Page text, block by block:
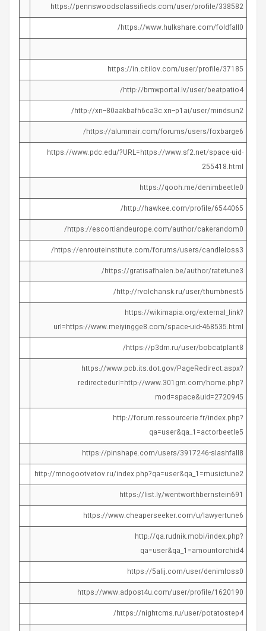
https://pennswoodsclassifieds.com/user/profile/338582
https://www.hulkshare.com/foldfall0/
https://in.citilov.com/user/profile/37185
http://bmwportal.lv/user/beatpatio4/
http://xn--80aakbafh6ca3c.xn--p1ai/user/mindsun2/
https://alumnair.com/forums/users/foxbarge6/
https://www.pdc.edu/?URL=https://www.sf2.net/space-uid-
255418.html
https://qooh.me/denimbeetle0
http://hawkee.com/profile/6544065/
https://escortlandeurope.com/author/cakerandom0/
https://enrouteinstitute.com/forums/users/candleloss3/
https://gratisafhalen.be/author/ratetune3/
http://rvolchansk.ru/user/thumbnest5/
https://wikimapia.org/external_link?
url=https://www.meiyingge8.com/space-uid-468535.html
https://p3dm.ru/user/bobcatplant8/
https://www.pcb.its.dot.gov/PageRedirect.aspx?
redirectedurl=http://www.301gm.com/home.php?
mod=space&uid=2720945
http://forum.ressourcerie.fr/index.php?
qa=user&qa_1=actorbeetle5
https://pinshape.com/users/3917246-slashfall8
http://mnogootvetov.ru/index.php?qa=user&qa_1=musictune2
https://list.ly/wentworthbernstein691
https://www.cheaperseeker.com/u/lawyertune6
http://qa.rudnik.mobi/index.php?
qa=user&qa_1=amountorchid4
https://5alij.com/user/denimloss0
https://www.adpost4u.com/user/profile/1620190
https://nightcms.ru/user/potatostep4/